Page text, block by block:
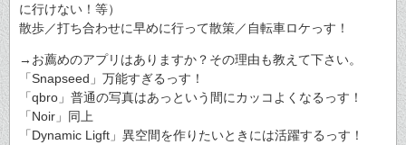
に行けない！等）
散歩／打ち合わせに早めに行って散策／自転車ロケっす！
→お薦めのアプリはありますか？その理由も教えて下さい。
「Snapseed」万能すぎるっす！
「qbro」普通の写真はあっという間にカッコよくなるっす！
「Noir」同上
「Dynamic Ligft」異空間を作りたいときには活躍するっす！